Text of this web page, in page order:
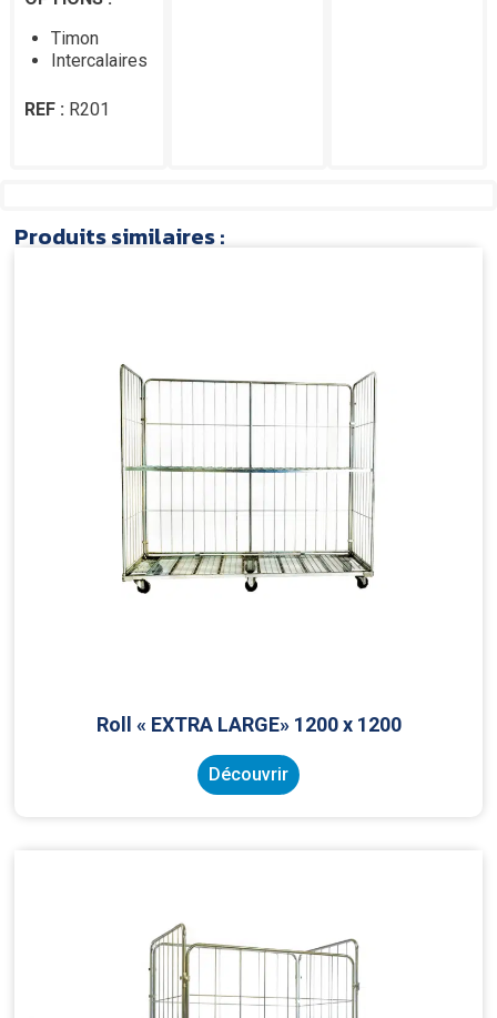
Timon
Intercalaires
REF : R201
Produits similaires :
Roll « EXTRA LARGE» 1200 x 1200
Découvrir